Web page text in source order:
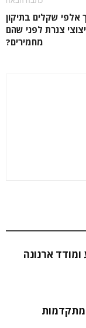
אלפי שקלים בתיקון
צנרת לפני שהם
מחמירים?
ארנונה
מתקדמות